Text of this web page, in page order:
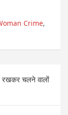
Crime,
रखकर चलने वालों